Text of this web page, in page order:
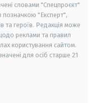
словами "Спецпроєкт"
позначкою "Експерт",
та героїв. Редакція може
реклами та правил
користування сайтом.
для осіб старше 21